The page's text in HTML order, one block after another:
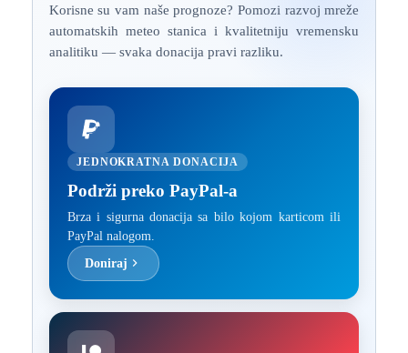
Korisne su vam naše prognoze? Pomozi razvoj mreže
automatskih meteo stanica i kvalitetniju vremensku
analitiku — svaka donacija pravi razliku.
JEDNOKRATNA DONACIJA
Podrži preko PayPal-a
Brza i sigurna donacija sa bilo kojom karticom ili
PayPal nalogom.
Doniraj